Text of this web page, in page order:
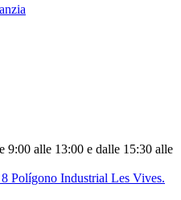
9:00 alle 13:00 e dalle 15:30 alle
Polígono Industrial Les Vives.